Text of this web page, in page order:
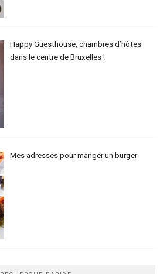
Happy Guesthouse, chambres d’hôtes
dans le centre de Bruxelles !
Mes adresses pour manger un burger